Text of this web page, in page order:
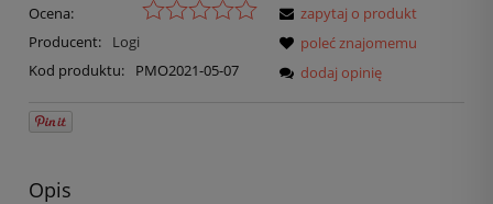
Ocena:
Producent:
Logi
Kod produktu:
PMO2021-05-07
zapytaj o produkt
poleć znajomemu
dodaj opinię
Opis